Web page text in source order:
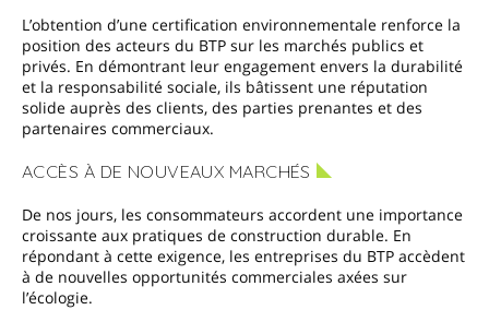
L’obtention d’une certification environnementale renforce la
position des acteurs du BTP sur les marchés publics et
privés. En démontrant leur engagement envers la durabilité
et la responsabilité sociale, ils bâtissent une réputation
solide auprès des clients, des parties prenantes et des
partenaires commerciaux.
ACCÈS À DE NOUVEAUX MARCHÉS
De nos jours, les consommateurs accordent une importance
croissante aux pratiques de construction durable. En
répondant à cette exigence, les entreprises du BTP accèdent
à de nouvelles opportunités commerciales axées sur
l’écologie.